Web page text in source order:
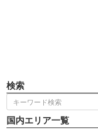
検索
国内エリア一覧